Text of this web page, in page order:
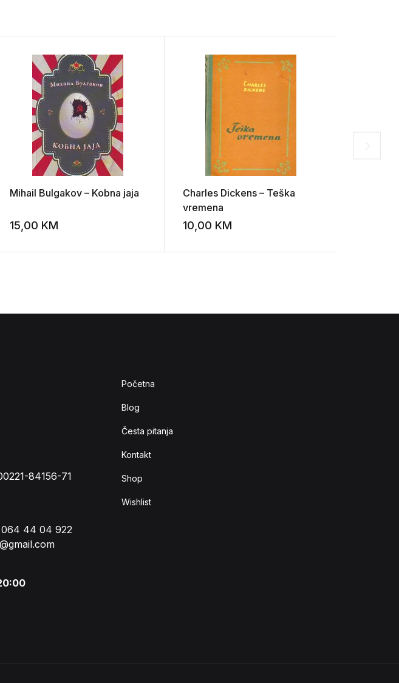
Mihail Bulgakov – Kobna jaja
15,00 KM Add to wishlist
Charles Dickens – Teška
vremena
10,00 KM
84156-71
064 44 04 922
Početna
Blog
Česta pitanja
Kontakt
Shop
Wishlist